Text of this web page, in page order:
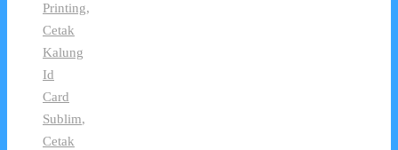
Printing,
Cetak
Kalung
Id
Card
Sublim,
Cetak